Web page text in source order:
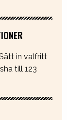
in valfritt
till 123